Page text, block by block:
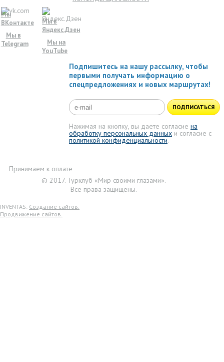
Мы
ВКонтакте
Мы в
Telegram
Мы в
Яндекс.Дзен
Мы на
YouTube
Подпишитесь на нашу рассылку, чтобы
первыми получать информацию о
спецпредложениях и новых маршрутах!
ПОДПИСАТЬСЯ
Нажимая на кнопку, вы даете согласие на
обработку персональных данных и согласие с
политикой конфиденциальности.
Принимаем к оплате
© 2017. Турклуб «Мир своими глазами».
Все права защищены.
INVENTAS: Создание сайтов.
Продвижение сайтов.